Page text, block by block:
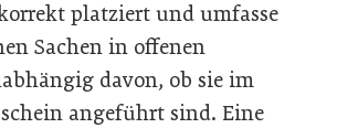
platziert und umfasse
Sachen in offenen
davon, ob sie im
angeführt sind. Eine